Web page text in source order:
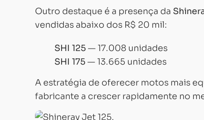
Outro destaque é a presença da
vendidas abaixo dos R$ 20 mil:
SHI 125 — 17.008 unidades
SHI 175 — 13.665 unidades
A estratégia de oferecer motos mais
fabricante a crescer rapidamente no